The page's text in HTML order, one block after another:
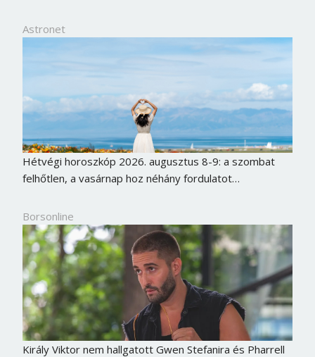
Astronet
Hétvégi horoszkóp 2026. augusztus 8-9: a szombat
felhőtlen, a vasárnap hoz néhány fordulatot…
Borsonline
Király Viktor nem hallgatott Gwen Stefanira és Pharrell